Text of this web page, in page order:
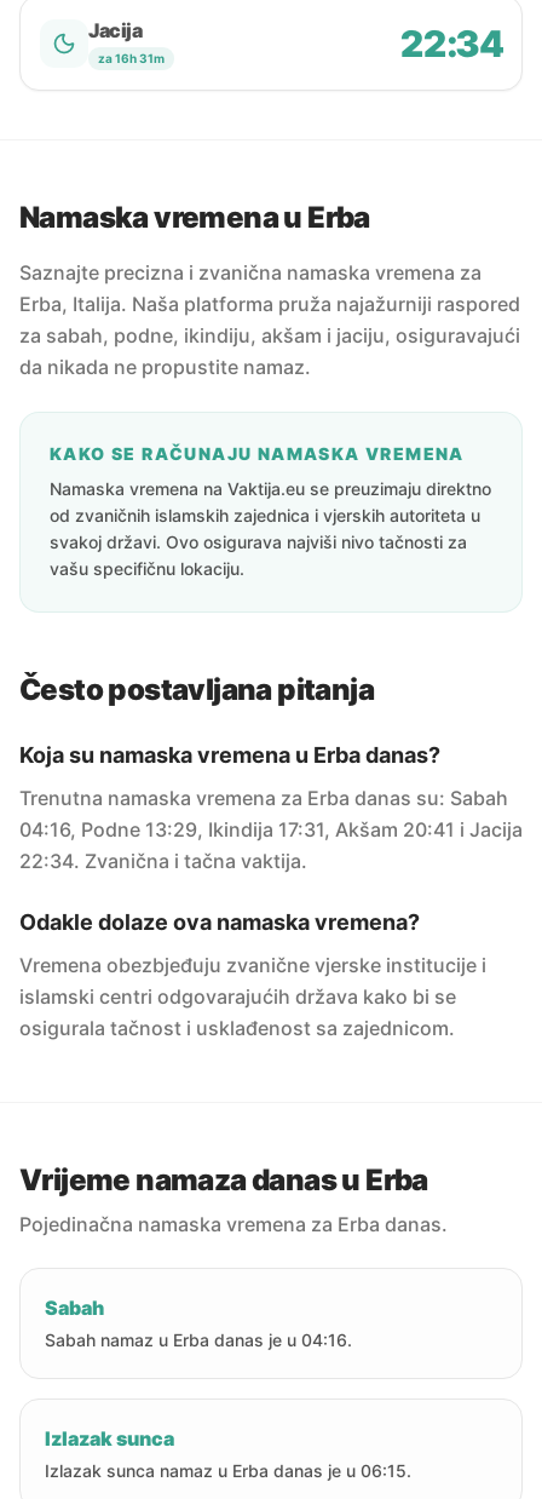
Jacija
za 16h 31m 22:34
Namaska vremena u Erba
Saznajte precizna i zvanična namaska vremena za
Erba, Italija. Naša platforma pruža najažurniji raspored
za sabah, podne, ikindiju, akšam i jaciju, osiguravajući
da nikada ne propustite namaz.
KAKO SE RAČUNAJU NAMASKA VREMENA
Namaska vremena na Vaktija.eu se preuzimaju direktno
od zvaničnih islamskih zajednica i vjerskih autoriteta u
svakoj državi. Ovo osigurava najviši nivo tačnosti za
vašu specifičnu lokaciju.
Često postavljana pitanja
Koja su namaska vremena u Erba danas?
Trenutna namaska vremena za Erba danas su: Sabah
04:16, Podne 13:29, Ikindija 17:31, Akšam 20:41 i Jacija
22:34. Zvanična i tačna vaktija.
Odakle dolaze ova namaska vremena?
Vremena obezbjeđuju zvanične vjerske institucije i
islamski centri odgovarajućih država kako bi se
osigurala tačnost i usklađenost sa zajednicom.
Vrijeme namaza danas u Erba
Pojedinačna namaska vremena za Erba danas.
Sabah
Sabah namaz u Erba danas je u 04:16.
Izlazak sunca
Izlazak sunca namaz u Erba danas je u 06:15.